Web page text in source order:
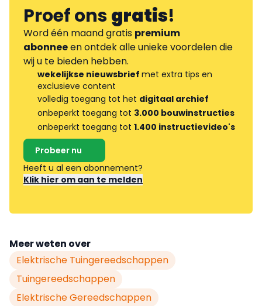
Proef onsgratis!
Word één maand gratis premium
abonneeen ontdek alle unieke voordelen die
wij u te bieden hebben.
wekelijkse nieuwsbrief met extra tips en
exclusieve content
volledig toegang tot het digitaal archief
onbeperkt toegang tot 3.000 bouwinstructies
onbeperkt toegang tot 1.400 instructievideo's
Probeer nu
Heeft u al een abonnement?
Klik hier om aan te melden
Meer weten over
Elektrische Tuingereedschappen
Tuingereedschappen
Elektrische Gereedschappen